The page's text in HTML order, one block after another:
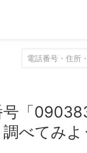
号「
べてみよ